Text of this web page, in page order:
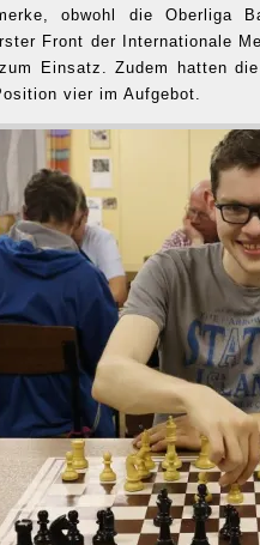
obwohl die Oberliga
Front der Internationale
Einsatz. Zudem hatten
vier im Aufgebot.